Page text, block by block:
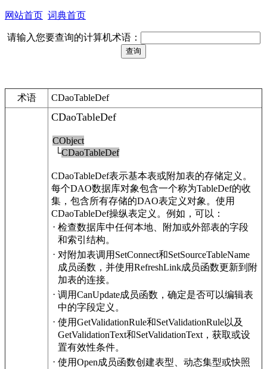
网站首页 词典首页
请输入您要查询的计算机术语：
术语 CDaoTableDef
CDaoTableDef
CObject
└CDaoTableDef
CDaoTableDef表示基本表或附加表的存储定义。
每个DAO数据库对象包含一个称为TableDef的收
集，包含所有存储的DAO表定义对象。使用
CDaoTableDef操纵表定义。例如，可以：
· 检查数据库中任何本地、附加或外部表的字段
和索引结构。
· 对附加表调用SetConnect和SetSourceTableName
成员函数，并使用RefreshLink成员函数更新到附
加表的连接。
· 调用CanUpdate成员函数，确定是否可以编辑表
中的字段定义。
· 使用GetValidationRule和SetValidationRule以及
GetValidationText和SetValidationText，获取或设
置有效性条件。
· 使用Open成员函数创建表型、动态集型或快照